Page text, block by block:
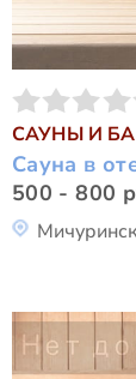
САУНЫ И
Сауна в
500 - 800